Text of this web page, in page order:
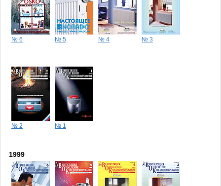
№ 6 № 5 № 4 № 3
№ 2 № 1
1999